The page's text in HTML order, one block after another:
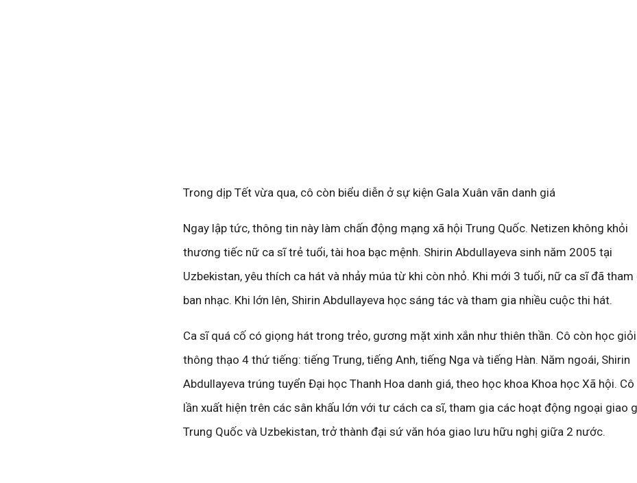
Trong dịp Tết vừa qua, cô còn biểu diễn ở sự kiện Gala Xuân vãn danh giá
Ngay lập tức, thông tin này làm chấn động mạng xã hội Trung Quốc. Netizen không khỏi
thương tiếc nữ ca sĩ trẻ tuổi, tài hoa bạc mệnh. Shirin Abdullayeva sinh năm 2005 tại
Uzbekistan, yêu thích ca hát và nhảy múa từ khi còn nhỏ. Khi mới 3 tuổi, nữ ca sĩ đã tham
ban nhạc. Khi lớn lên, Shirin Abdullayeva học sáng tác và tham gia nhiều cuộc thi hát.
Ca sĩ quá cố có giọng hát trong trẻo, gương mặt xinh xắn như thiên thần. Cô còn học
thông thạo 4 thứ tiếng: tiếng Trung, tiếng Anh, tiếng Nga và tiếng Hàn. Năm ngoái, Shirin
Abdullayeva trúng tuyển Đại học Thanh Hoa danh giá, theo học khoa Khoa học Xã hội. Cô
lần xuất hiện trên các sân khấu lớn với tư cách ca sĩ, tham gia các hoạt động ngoại giao
Trung Quốc và Uzbekistan, trở thành đại sứ văn hóa giao lưu hữu nghị giữa 2 nước.